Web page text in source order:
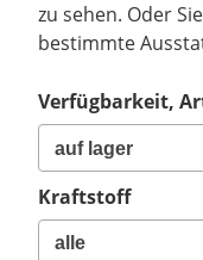
zu sehen. Oder
bestimmte
Verfügbarkeit,
Kraftstoff